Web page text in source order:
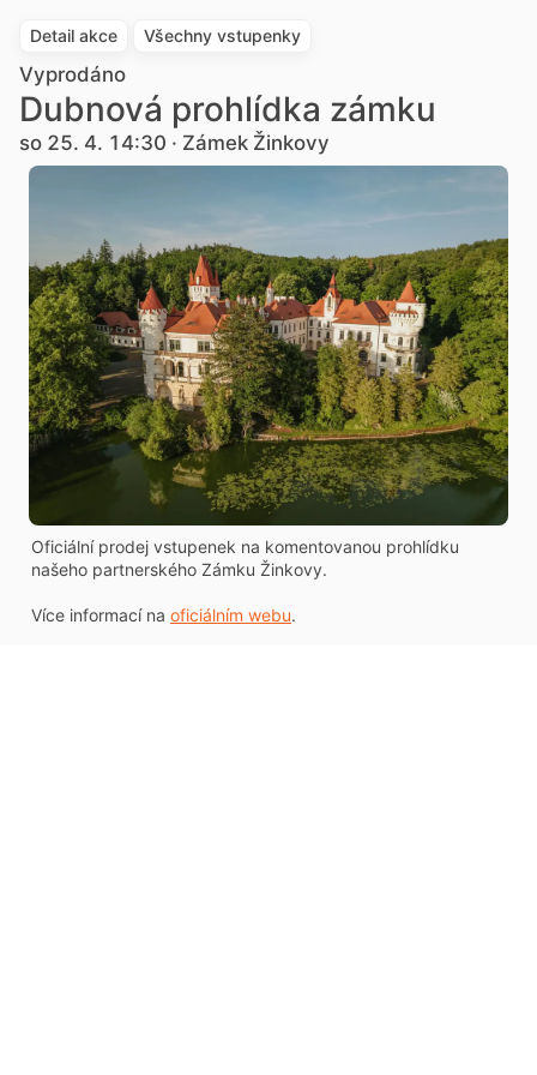
Detail akce Všechny vstupenky
Vyprodáno
Dubnová prohlídka zámku
so 25. 4. 14:30 · Zámek Žinkovy
Oficiální prodej vstupenek na komentovanou prohlídku
našeho partnerského Zámku Žinkovy.
Více informací na oficiálním webu.